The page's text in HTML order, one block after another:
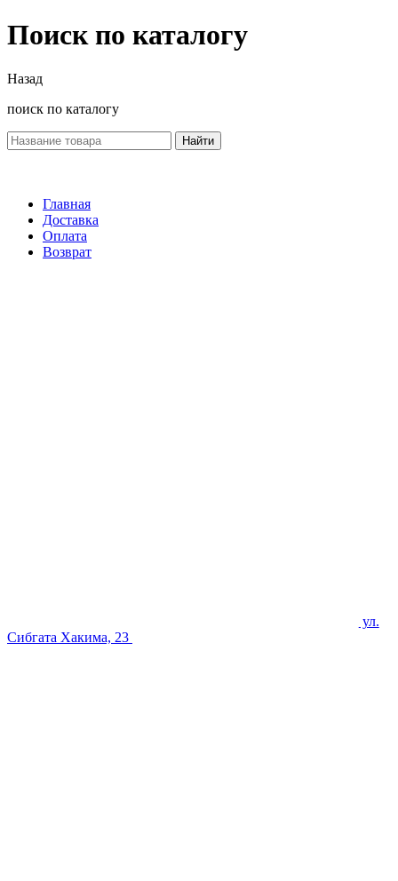
Поиск по каталогу
Назад
поиск по каталогу
Найти
Главная
Доставка
Оплата
Возврат
ул.
Сибгата Хакима, 23